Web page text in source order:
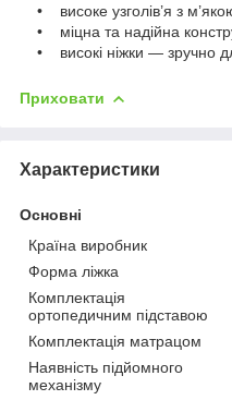
• високе узголів’я з
• міцна та надійна
• високі ніжки — зручно
Приховати
Характеристики
Основні
Країна виробник
Форма ліжка
Комплектація
ортопедичним підставою
Комплектація матрацом
Наявність підйомного
механізму